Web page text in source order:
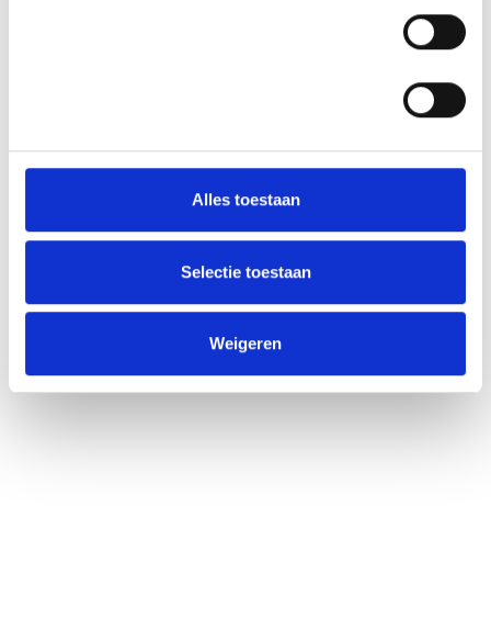
Alles toestaan
Selectie toestaan
Weigeren